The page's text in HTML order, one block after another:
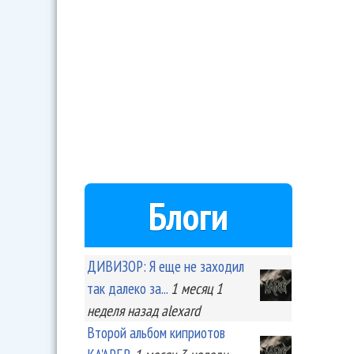
Блоги
ДИВИЗОР: Я еще не заходил
так далеко за... 1 месяц 1
неделяназад alexard
Второй альбом киприотов